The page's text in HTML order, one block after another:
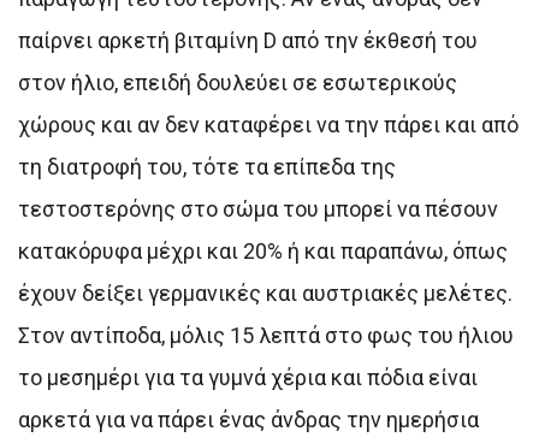
παίρνει αρκετή βιταμίνη D από την έκθεσή του
στον ήλιο, επειδή δουλεύει σε εσωτερικούς
χώρους και αν δεν καταφέρει να την πάρει και από
τη διατροφή του, τότε τα επίπεδα της
τεστοστερόνης στο σώμα του μπορεί να πέσουν
κατακόρυφα μέχρι και 20% ή και παραπάνω, όπως
έχουν δείξει γερμανικές και αυστριακές μελέτες.
Στον αντίποδα, μόλις 15 λεπτά στο φως του ήλιου
το μεσημέρι για τα γυμνά χέρια και πόδια είναι
αρκετά για να πάρει ένας άνδρας την ημερήσια